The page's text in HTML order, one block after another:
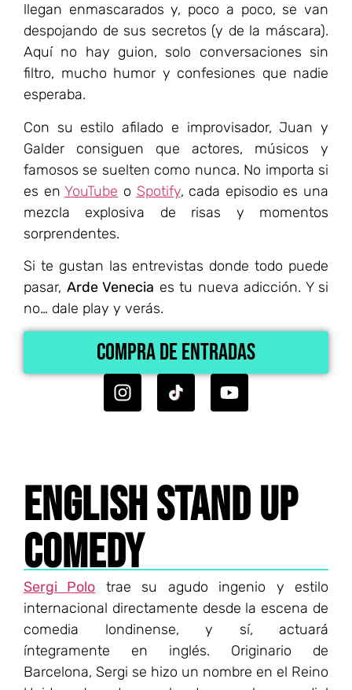
llegan enmascarados y, poco a poco, se van
despojando de sus secretos (y de la máscara).
Aquí no hay guion, solo conversaciones sin
filtro, mucho humor y confesiones que nadie
esperaba.
Con su estilo afilado e improvisador, Juan y
Galder consiguen que actores, músicos y
famosos se suelten como nunca. No importa si
es enYouTube o Spotify, cada episodio es una
mezcla explosiva de risas y momentos
sorprendentes.
Si te gustan las entrevistas donde todo puede
pasar, Arde Venecia es tu nueva adicción. Y si
no… dale play y verás.
Compra de entradas
ENGLISH STAND UP
COMEDY
Sergi Polo trae su agudo ingenio y estilo
internacional directamente desde la escena de
comedia londinense, y sí, actuará
íntegramente en inglés. Originario de
Barcelona, Sergi se hizo un nombre en el Reino